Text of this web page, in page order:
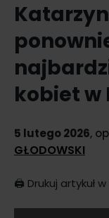
kobiet w
5 lutego 2026,
GŁODOWSKI
🖨️ Drukuj artykuł